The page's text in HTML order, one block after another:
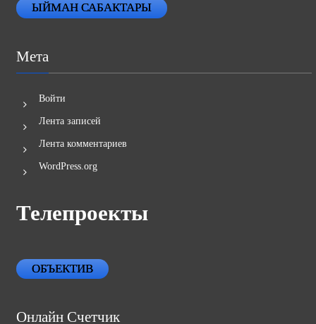
ЫЙМАН САБАКТАРЫ
Мета
Войти
Лента записей
Лента комментариев
WordPress.org
Телепроекты
ОБЪЕКТИВ
Онлайн Счетчик